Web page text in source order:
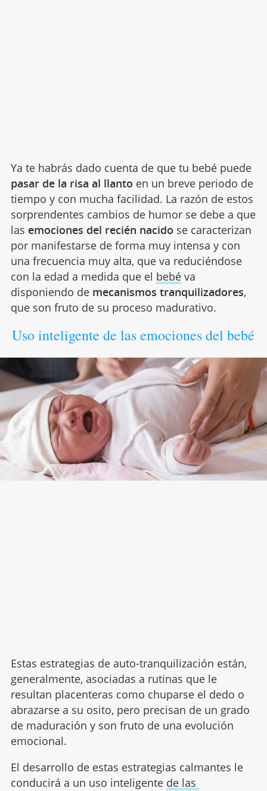
Ya te habrás dado cuenta de que tu bebé puede
pasar de la risa al llanto en un breve periodo de
tiempo y con mucha facilidad. La razón de estos
sorprendentes cambios de humor se debe a que
las emociones del recién nacido se caracterizan
por manifestarse de forma muy intensa y con
una frecuencia muy alta, que va reduciéndose
con la edad a medida que el bebéva
disponiendo de mecanismos tranquilizadores,
que son fruto de su proceso madurativo.
Uso inteligente de las emociones del bebé
Estas estrategias de auto-tranquilización están,
generalmente, asociadas a rutinas que le
resultan placenteras como chuparse el dedo o
abrazarse a su osito, pero precisan de un grado
de maduración y son fruto de una evolución
emocional.
El desarrollo de estas estrategias calmantes le
conducirá a un uso inteligente de las